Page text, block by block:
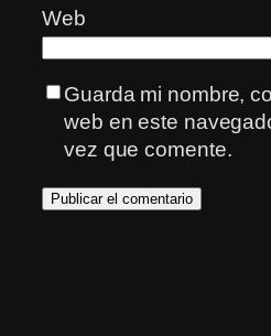
Web
Guarda mi nombre,
web en este
vez que comente.